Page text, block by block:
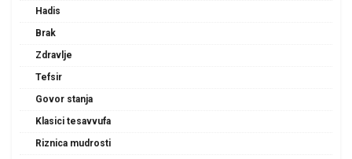
Hadis
Brak
Zdravlje
Tefsir
Govor stanja
Klasici tesavvufa
Riznica mudrosti